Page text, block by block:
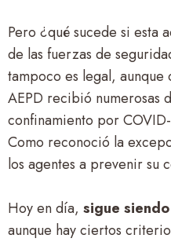
Pero ¿qué sucede si esta
de las fuerzas de
tampoco es legal,
AEPD recibió numerosas
confinamiento por
Como reconoció la
los agentes a prevenir su
Hoy en día, sigue
aunque hay ciertos